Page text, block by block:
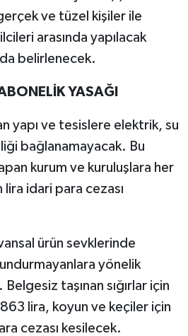
ve tüzel kişiler ile
arasında yapılacak
belirlenecek.
YASAĞI
yapı ve tesislere elektrik, su
bağlanamayacak. Bu
kurum ve kuruluşlara her
idari para cezası
ürün sevklerinde
yönelik
Belgesiz taşınan sığırlar için
863 lira, koyun ve keçiler için
cezası kesilecek.